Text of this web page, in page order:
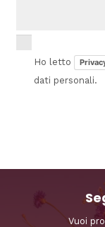
Ho letto
dati personali.
Vuoi